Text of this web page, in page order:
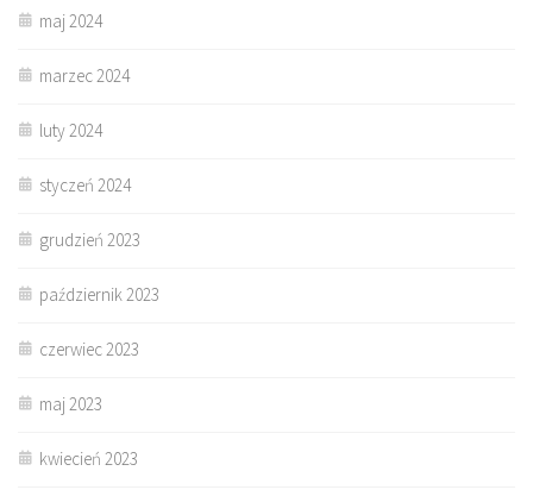
maj 2024
marzec 2024
luty 2024
styczeń 2024
grudzień 2023
październik 2023
czerwiec 2023
maj 2023
kwiecień 2023